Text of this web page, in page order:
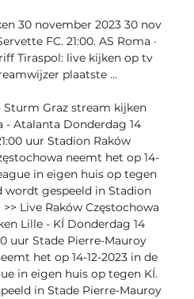
30 november 2023 30 nov
FC. 21:00. AS Roma ·
Tiraspol: live kijken op tv
plaatste ...
Sturm Graz stream kijken
- Atalanta Donderdag 14
uur Stadion Raków
neemt het op 14-
in eigen huis op tegen
wordt gespeeld in Stadion
Live Raków Częstochowa
Lille - KÍ Donderdag 14
uur Stade Pierre-Mauroy
het op 14-12-2023 in de
in eigen huis op tegen KÍ.
in Stade Pierre-Mauroy